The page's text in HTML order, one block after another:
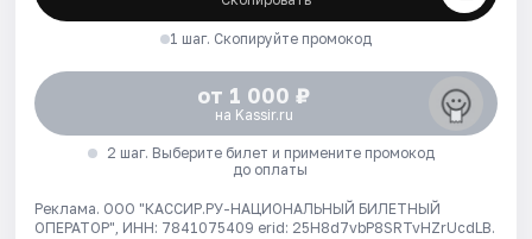
1 шаг. Скопируйте промокод
от 1 000 ₽
на Kassir.ru
2 шаг. Выберите билет и примените промокод
до оплаты
Реклама. ООО "КАССИР.РУ-НАЦИОНАЛЬНЫЙ БИЛЕТНЫЙ
ОПЕРАТОР", ИНН: 7841075409 erid: 25H8d7vbP8SRTvHZrUcdLB.